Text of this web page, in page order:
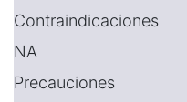
Contraindicaciones
NA
Precauciones